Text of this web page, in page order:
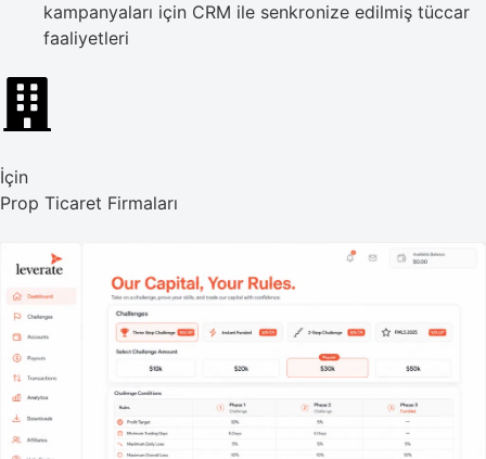
kampanyaları için CRM ile senkronize edilmiş tüccar
faaliyetleri
İçin
Prop Ticaret Firmaları